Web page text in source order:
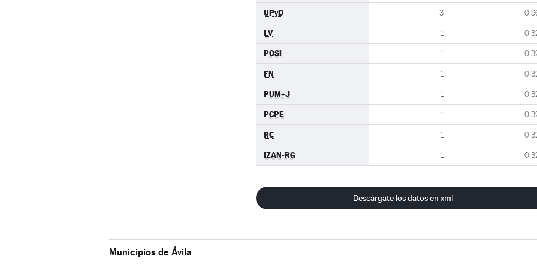
UPyD 3
LV 1
POSI 1
FN 1
PUM+J 1
PCPE 1
RC 1
IZAN-RG 1
Descárgate los datos en xml
Municipios de Ávila